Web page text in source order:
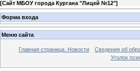
[Сайт МБОУ города Кургана "Лицей №12"]
Форма входа
Меню сайта
Главная страница. Новости Сведения об
Уголок